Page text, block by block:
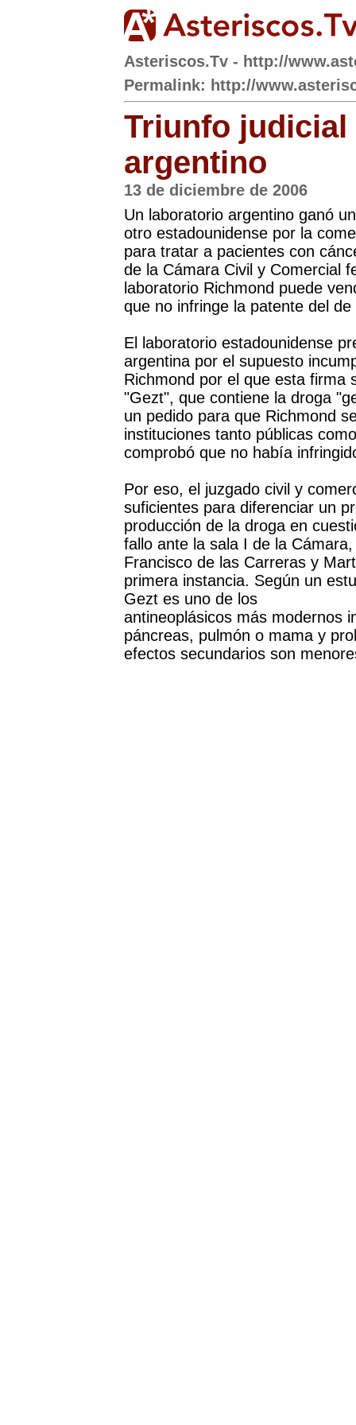
Asteriscos.Tv - http://
Permalink: http://
Triunfo
argentino
13 de diciembre de 2006
Un laboratorio argentino ganó
otro estadounidense por la
para tratar a pacientes con
de la Cámara Civil y Comercial
laboratorio Richmond puede
que no infringe la patente del
El laboratorio estadounidense
argentina por el supuesto
Richmond por el que esta firma
"Gezt", que contiene la droga
un pedido para que Richmond
instituciones tanto públicas
comprobó que no había
Por eso, el juzgado civil y
suficientes para diferenciar un
producción de la droga en
fallo ante la sala I de la
Francisco de las Carreras y
primera instancia. Según un
Gezt es uno de los
antineoplásicos más modernos
páncreas, pulmón o mama y
efectos secundarios son